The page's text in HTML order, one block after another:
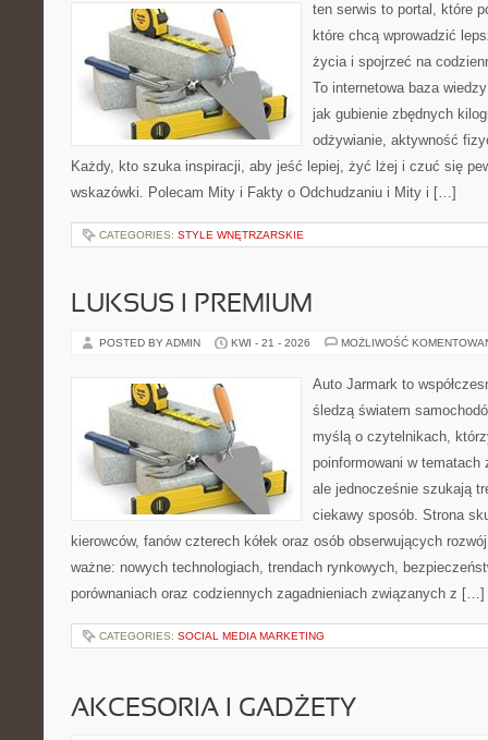
ten serwis to portal, które
które chcą wprowadzić
życia i spojrzeć na
To internetowa baza
jak gubienie zbędnych
odżywianie, aktywność
Każdy, kto szuka inspiracji, aby jeść lepiej, żyć lżej i czuć się
wskazówki. Polecam Mity i Fakty o Odchudzaniu i Mity i […]
CATEGORIES: STYLE WNĘTRZARSKIE
LUKSUS I PREMIUM
POSTED BY ADMIN KWI - 21 - 2026 MOŻLIWOŚĆ
Auto Jarmark to
śledzą światem
myślą o czytelnikach,
poinformowani w
ale jednocześnie szukają
ciekawy sposób. Strona
kierowców, fanów czterech kółek oraz osób obserwujących
ważne: nowych technologiach, trendach rynkowych,
porównaniach oraz codziennych zagadnieniach związanych z […]
CATEGORIES: SOCIAL MEDIA MARKETING
AKCESORIA I GADŻETY